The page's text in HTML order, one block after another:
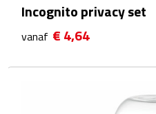
Gezondheid
Incognito privacy set
vanaf € 4,64